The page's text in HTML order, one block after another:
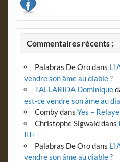
Commentaires récents :
Palabras De Orodans
vendre son âme au diable ?
TALLARIDA Dominique
est-ce vendre son âme au
Combydans Yes –
Christophe Sigwalddans
III+
Palabras De Orodans
vendre son âme au diable ?